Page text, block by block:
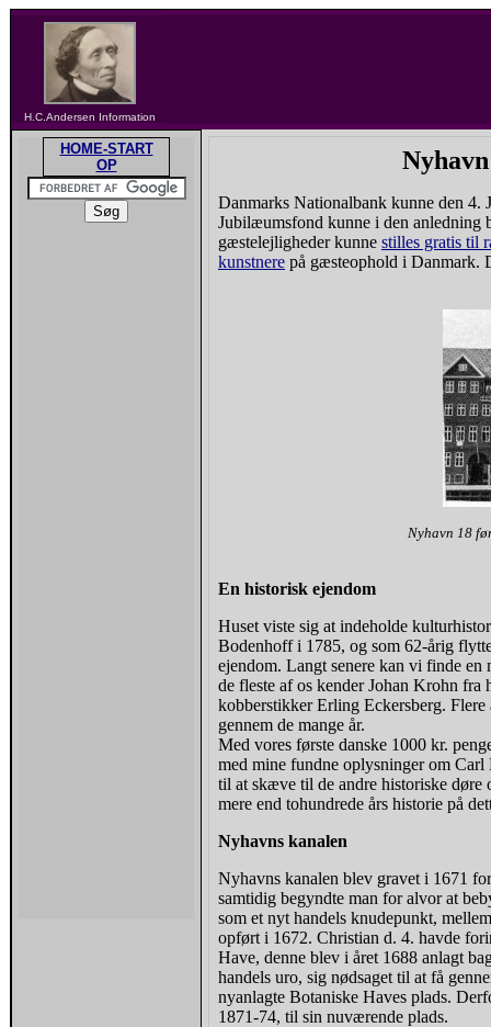
H.C.Andersen Information
HOME-START
OP
Danmarks Nationalbank kunne den 4.
Jubilæumsfond kunne i den anledning
gæstelejligheder kunne stilles gratis til
kunstnere på gæsteophold i Danmark.
Nyhavn 18
En historisk ejendom
Huset viste sig at indeholde
Bodenhoff i 1785, og som 62-årig
ejendom. Langt senere kan vi finde
de fleste af os kender Johan Krohn
kobberstikker Erling Eckersberg. Flere
gennem de mange år.
Med vores første danske 1000 kr.
med mine fundne oplysninger om
til at skæve til de andre historiske døre
mere end tohundrede års historie på
Nyhavns kanalen
Nyhavns kanalen blev gravet i 1671
samtidig begyndte man for alvor at
som et nyt handels knudepunkt,
opført i 1672. Christian d. 4. havde
Have, denne blev i året 1688 anlagt
handels uro, sig nødsaget til at få
nyanlagte Botaniske Haves plads.
1871-74, til sin nuværende plads.